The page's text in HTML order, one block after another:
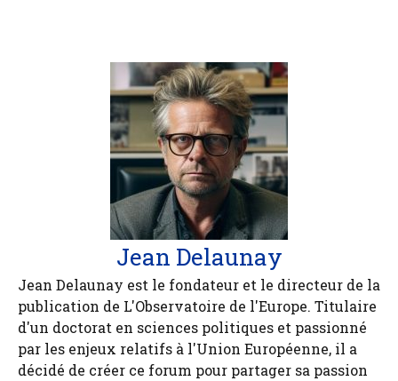
Jean Delaunay
Jean Delaunay est le fondateur et le directeur de la
publication de L'Observatoire de l'Europe. Titulaire
d'un doctorat en sciences politiques et passionné
par les enjeux relatifs à l'Union Européenne, il a
décidé de créer ce forum pour partager sa passion